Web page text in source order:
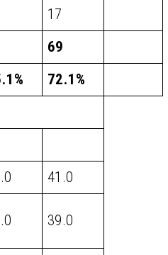
17
69
72.1%
41.0
39.0